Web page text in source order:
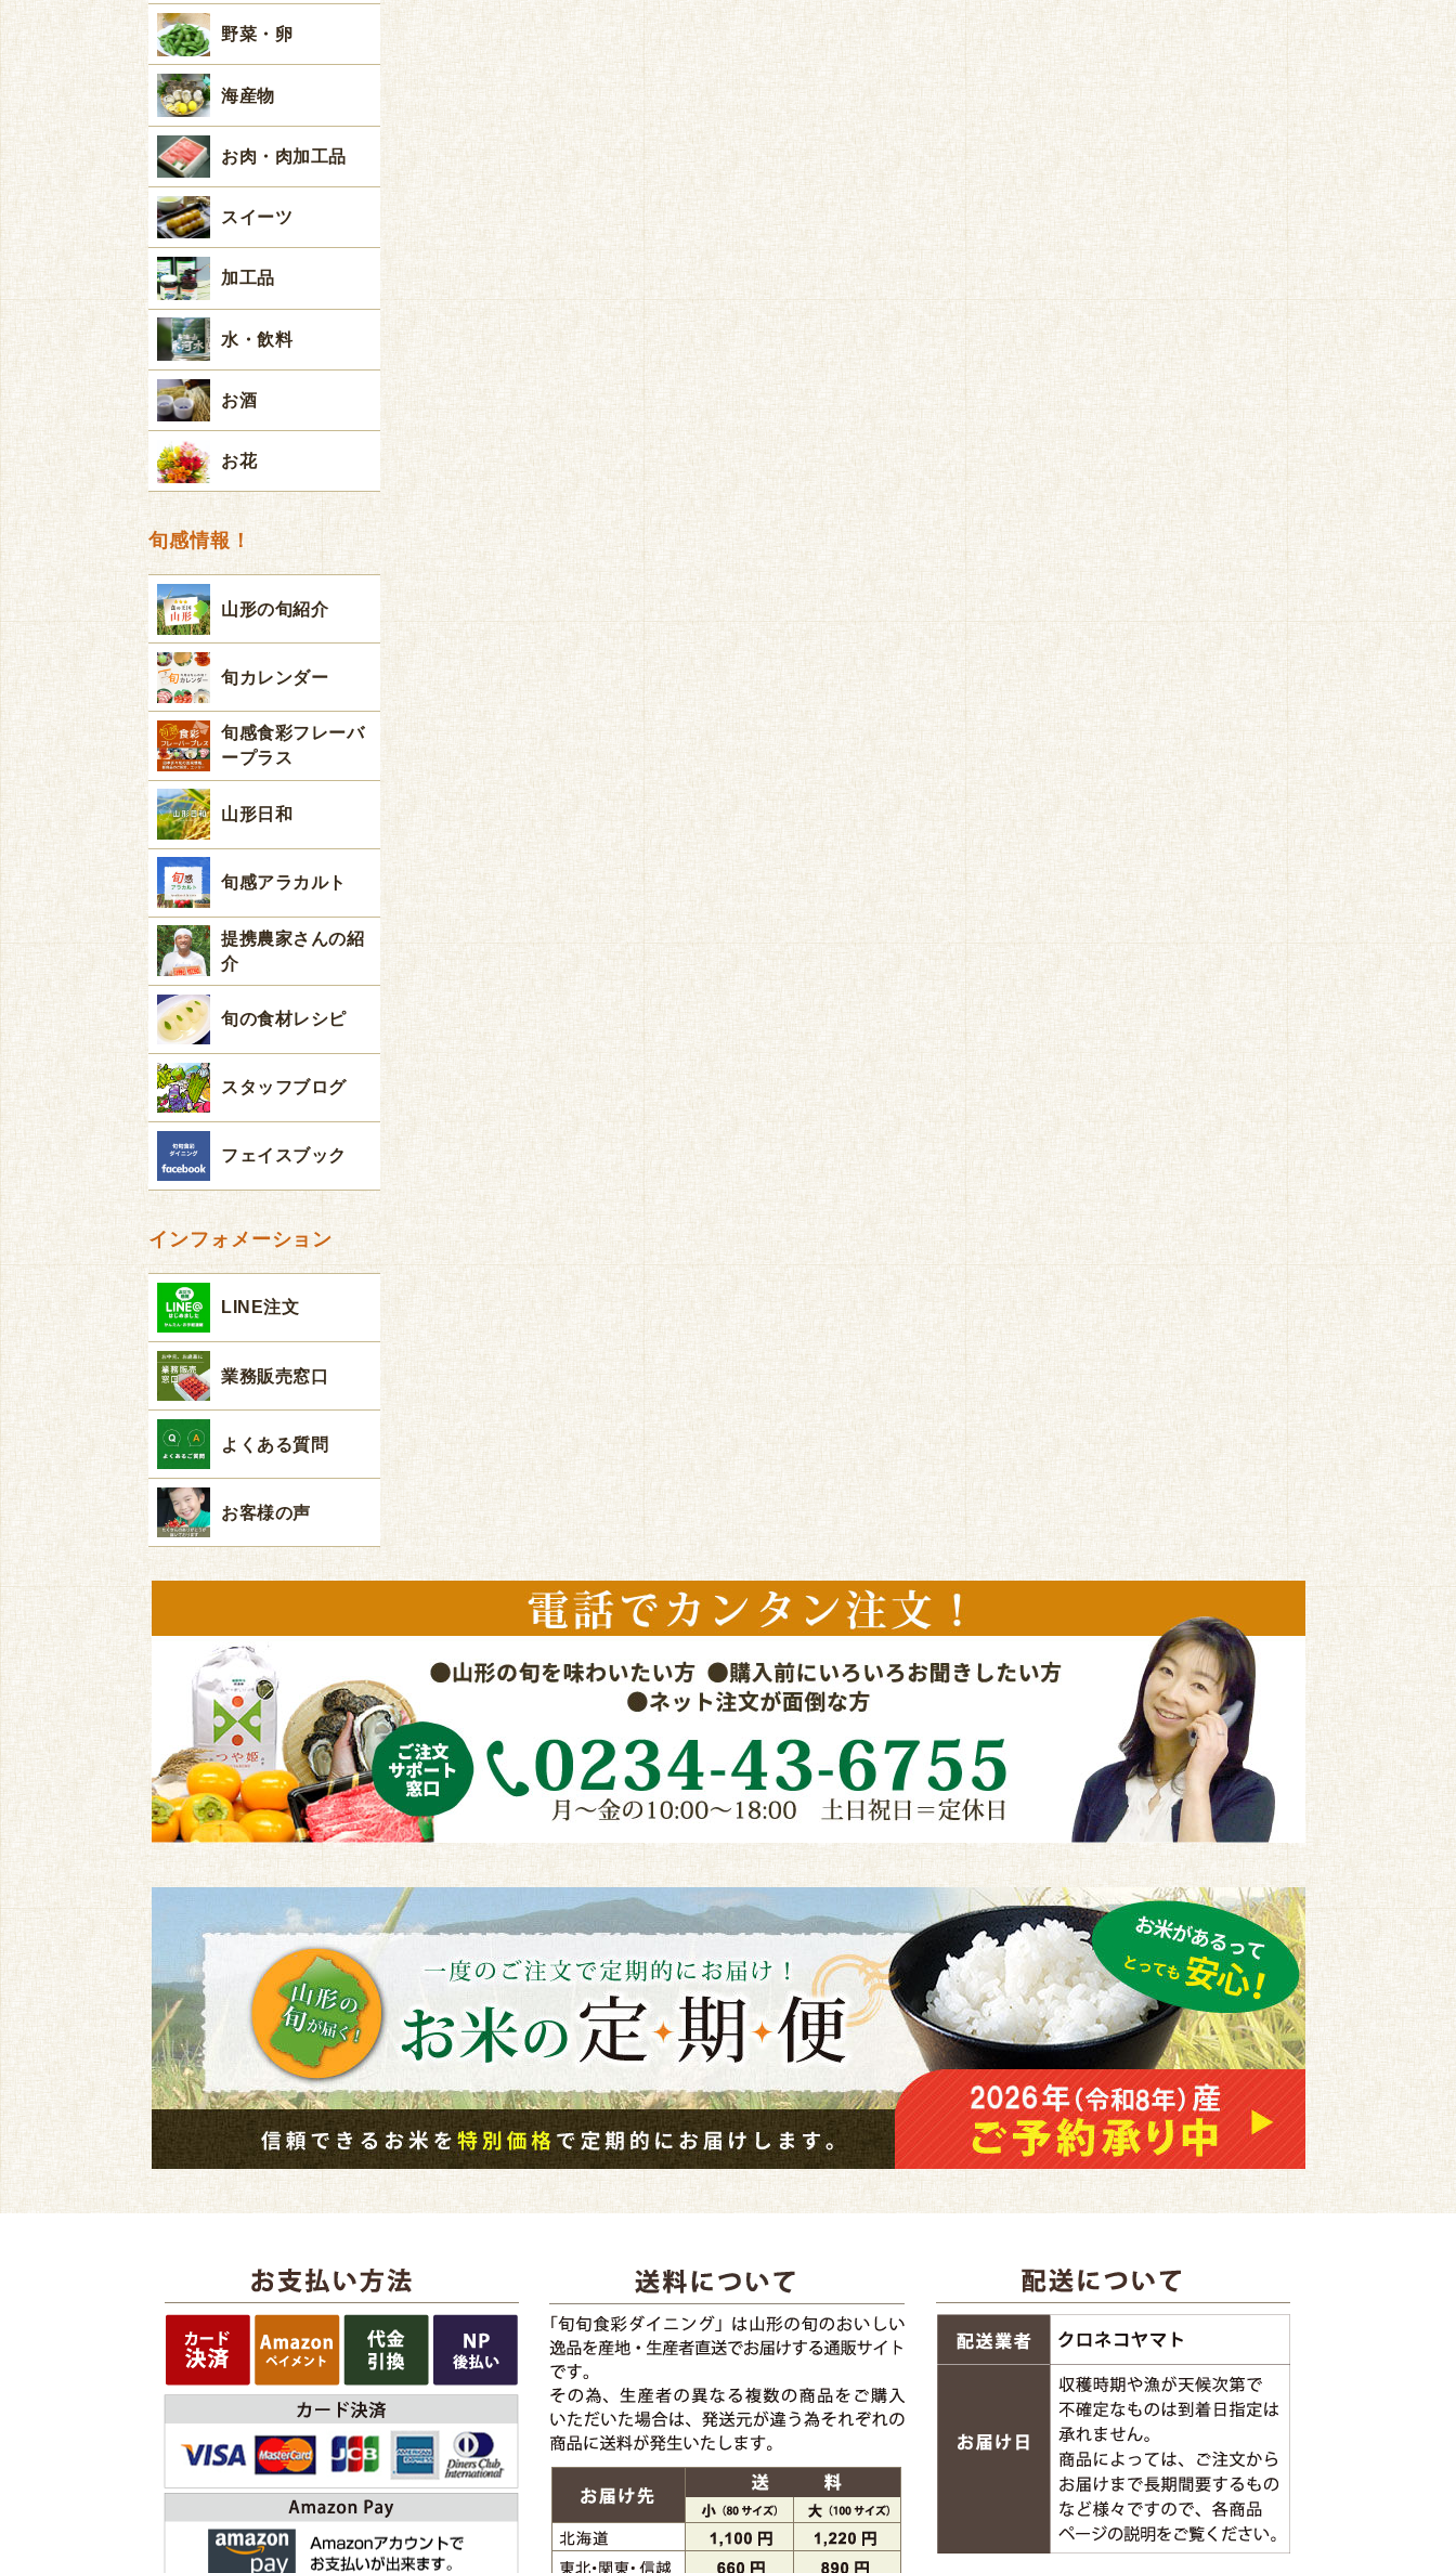
野菜・卵
海産物
お肉・肉加工品
スイーツ
加工品
水・飲料
お酒
お花
旬感情報！
山形の旬紹介
旬カレンダー
旬感食彩フレーバ
ープラス
山形日和
旬感アラカルト
提携農家さんの紹
介
旬の食材レシピ
スタッフブログ
フェイスブック
インフォメーション
LINE注文
業務販売窓口
よくある質問
お客様の声